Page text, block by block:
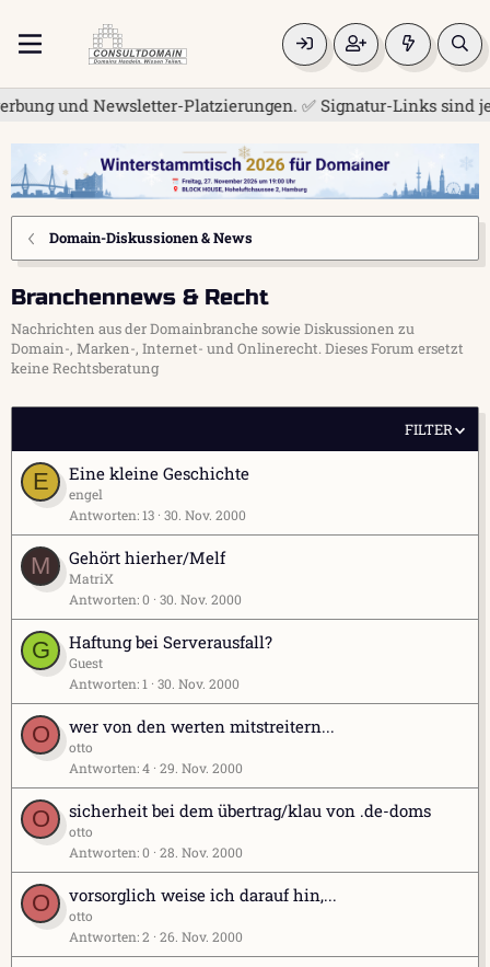
Newsletter-Platzierungen. ✅ Signatur-Links sind
Domain-Diskussionen & News
Branchennews & Recht
Nachrichten aus der Domainbranche sowie Diskussionen zu
Domain-, Marken-, Internet- und Onlinerecht. Dieses Forum ersetzt
keine Rechtsberatung
FILTER
E Eine kleine Geschichte
engel
Antworten 13 30. Nov. 2000
M Gehört hierher/Melf
MatriX
Antworten 0 30. Nov. 2000
G Haftung bei Serverausfall?
Guest
Antworten 1 30. Nov. 2000
O wer von den werten mitstreitern...
otto
Antworten 4 29. Nov. 2000
O sicherheit bei dem übertrag/klau von .de-doms
otto
Antworten 0 28. Nov. 2000
O vorsorglich weise ich darauf hin,...
otto
Antworten 2 26. Nov. 2000